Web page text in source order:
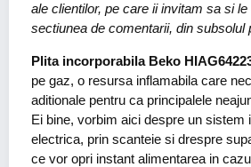
ale clientilor, pe care ii invitam sa si
sectiunea de comentarii, din subsolul
Plita incorporabila Beko
pe gaz, o resursa inflamabila care
aditionale pentru ca principalele
Ei bine, vorbim aici despre un sistem
electrica, prin scanteie si drespre
ce vor opri instant alimentarea in